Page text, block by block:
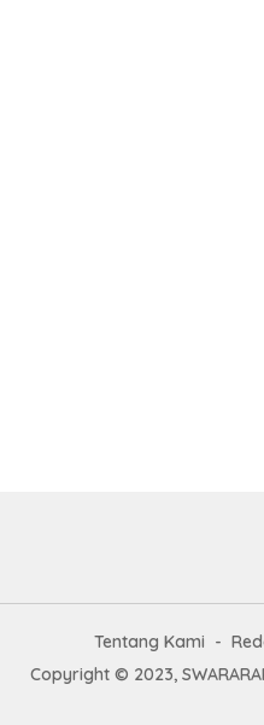
Tentang Kami
Copyright © 2023,